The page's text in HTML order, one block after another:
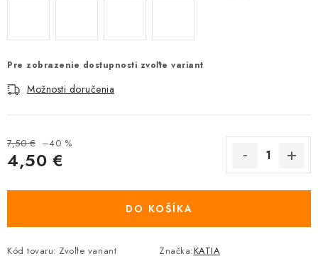
Pre zobrazenie dostupnosti zvoľte variant
Možnosti doručenia
7,50 € –40 %
4,50 €
DO KOŠÍKA
Kód tovaru: Zvoľte variant Značka:KATIA